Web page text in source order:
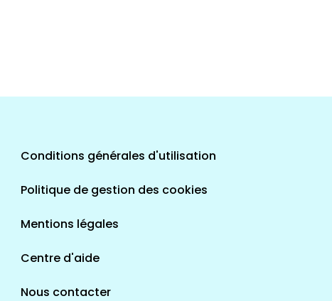
Conditions générales d'utilisation
Politique de gestion des cookies
Mentions légales
Centre d'aide
Nous contacter